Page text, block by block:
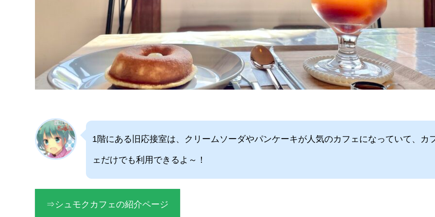
1階にある旧応接室は、クリームソーダやパンケーキが人気のカフェになっていて、カ
ェだけでも利用できるよ～！
⇒シュモクカフェの紹介ページ